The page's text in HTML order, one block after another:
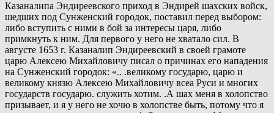
Казаналипа Эндиреевского приход в Эндирей шахских войск,
шедших под Сунженский городок, поставил перед выбором:
либо вступить с ними в бой за интересы царя, либо
примкнуть к ним. Для первого у него не хватало сил. В
августе 1653 г. Казаналип Эндиреевский в своей грамоте
царю Алексею Михайловичу писал о причинах его нападения
на Сунженский городок: «.. .великому государю, царю и
великому князю Алексею Михайловичу всеа Руси и многих
государств государю. служить хотим. .А шах меня в холопство
призывает, и я у него не хочю в холопстве быть, потому что я